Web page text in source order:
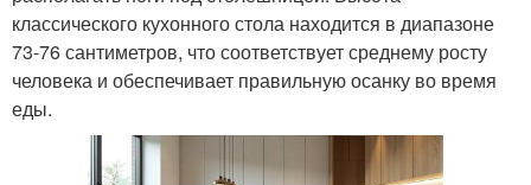
классического кухонного стола находится в диапазоне
73-76 сантиметров, что соответствует среднему росту
человека и обеспечивает правильную осанку во время
еды.